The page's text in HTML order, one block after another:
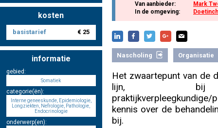
Nascholing aanmelden
Zoek op kaart
kosten
basistarief € 25
informatie
gebied:
Somatiek
categorie(ën):
Interne geneeskunde, Epidemiologie,
Longziekten, Nefrologie, Pathologie,
Endocrinologie
onderwerp(en):
Van aanbieder:
Mark
In de omgeving:
Nascholing Organisatie
Het zwaartepunt van de
lijn, bij
kennis over de
bij.